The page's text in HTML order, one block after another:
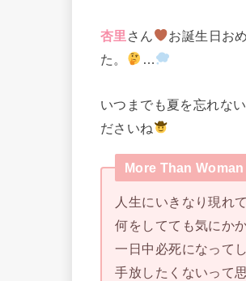
杏里 さん お誕生日お
た。
…
いつまでも夏を忘れな
ださいね
More Than
人生にいきなり現れて
何をしてても気にか
一日中必死になって
手放したくないって